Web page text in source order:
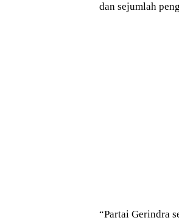
dan sejumlah
“Partai Gerindra